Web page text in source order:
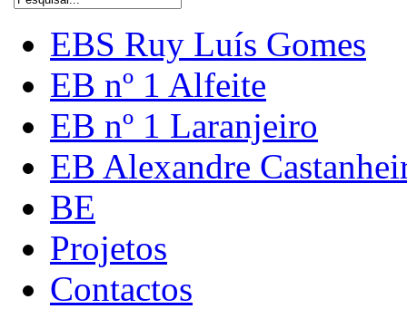
EBS Ruy Luís Gomes
EB nº 1 Alfeite
EB nº 1 Laranjeiro
EB Alexandre
BE
Projetos
Contactos